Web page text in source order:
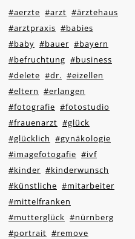
#aerzte #arzt #ärztehaus
#arztpraxis #babies
#baby #bauer #bayern
#befruchtung #business
#delete #dr. #eizellen
#eltern #erlangen
#fotografie #fotostudio
#frauenarzt #glück
#glücklich #gynäkologie
#imagefotogafie #ivf
#kinder #kinderwunsch
#künstliche #mitarbeiter
#mittelfranken
#mutterglück #nürnberg
#portrait #remove